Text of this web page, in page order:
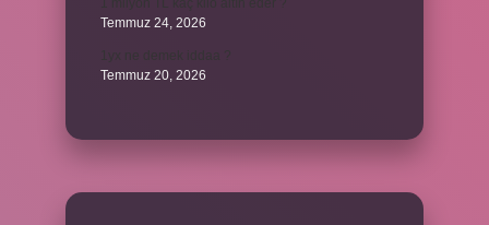
Temmuz 24, 2026
Temmuz 20, 2026